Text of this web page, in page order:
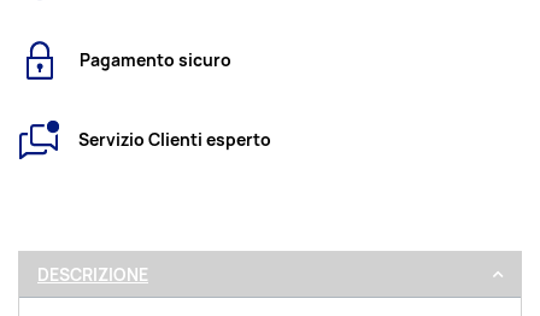
Pagamento sicuro
Servizio Clienti esperto
DESCRIZIONE